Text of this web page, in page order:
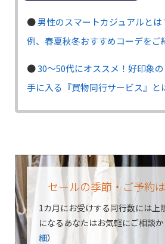
●男性のスマートカジュアルと
例、春夏秋冬おすすめコーデをご
●30〜50代にオススメ！好印象
手に入る『買物同行サービス』と
セールの季節・ご予約
1カ月にお受けする同行数には上
になるあなたはお気軽にご相談
細）